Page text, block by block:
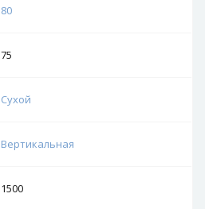
80
75
Сухой
Вертикальная
1500